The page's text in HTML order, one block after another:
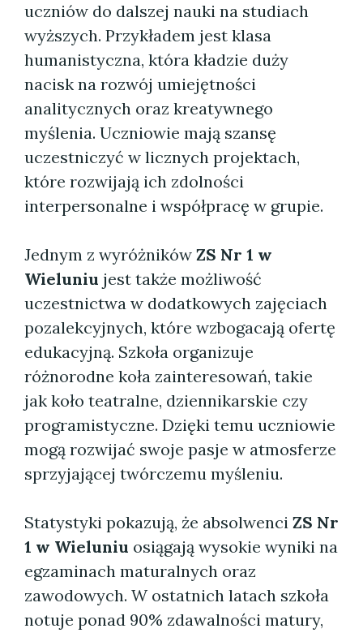
uczniów do dalszej nauki na studiach
wyższych. Przykładem jest klasa
humanistyczna, która kładzie duży
nacisk na rozwój umiejętności
analitycznych oraz kreatywnego
myślenia. Uczniowie mają szansę
uczestniczyć w licznych projektach,
które rozwijają ich zdolności
interpersonalne i współpracę w grupie.
Jednym z wyróżników ZS Nr 1 w
Wieluniu jest także możliwość
uczestnictwa w dodatkowych zajęciach
pozalekcyjnych, które wzbogacają ofertę
edukacyjną. Szkoła organizuje
różnorodne koła zainteresowań, takie
jak koło teatralne, dziennikarskie czy
programistyczne. Dzięki temu uczniowie
mogą rozwijać swoje pasje w atmosferze
sprzyjającej twórczemu myśleniu.
Statystyki pokazują, że absolwenci ZS Nr
1 w Wieluniu osiągają wysokie wyniki na
egzaminach maturalnych oraz
zawodowych. W ostatnich latach szkoła
notuje ponad 90% zdawalności matury,